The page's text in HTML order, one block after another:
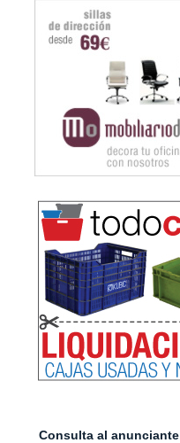
Consulta al anunciante